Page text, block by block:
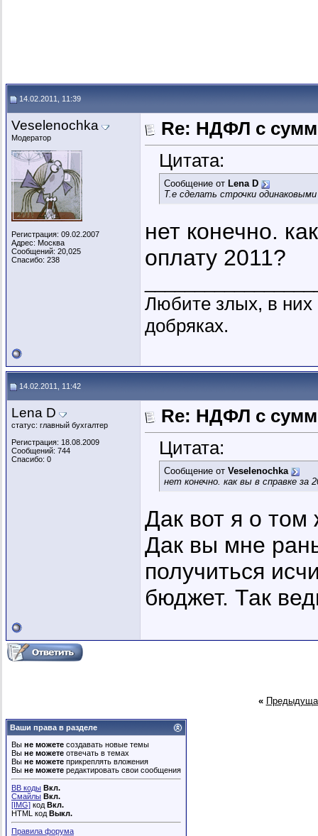
14.02.2011, 11:39
Veselenochka
Модератор
Регистрация: 09.02.2007
Адрес: Москва
Сообщений: 20,025
Спасибо: 238
Re: НДФЛ с
Цитата:
Сообщение от Lena D
Т.е сделать строчки одинаковыми
нет конечно.
оплату 2011?
Любите злых, в
добряках.
14.02.2011, 11:42
Lena D
статус: главный бухгалтер
Регистрация: 18.08.2009
Сообщений: 744
Спасибо: 0
Re: НДФЛ с
Цитата:
Сообщение от Veselenochka
нет конечно. как вы в справке за
Дак вот я о том
Дак вы мне
получиться
бюджет. Так
«
Ваши права в разделе
Вы не можете создавать новые темы
Вы не можете отвечать в темах
Вы не можете прикреплять вложения
Вы не можете редактировать свои сообщения
BB коды Вкл.
Смайлы Вкл.
[IMG] код Вкл.
HTML код Выкл.
Правила форума